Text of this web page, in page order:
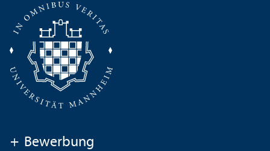
+ Bewerbung